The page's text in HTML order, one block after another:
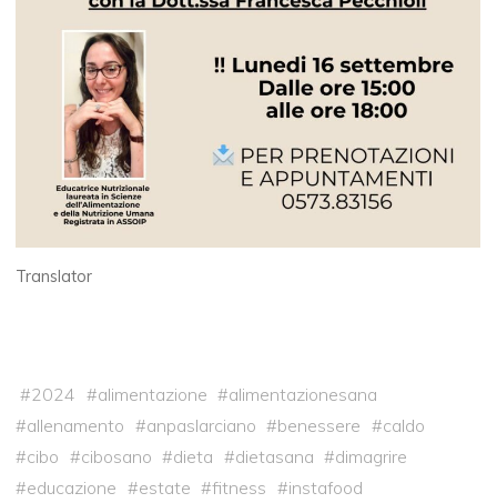
Translator
#2024 #alimentazione #alimentazionesana
#allenamento #anpaslarciano #benessere #caldo
#cibo #cibosano #dieta #dietasana #dimagrire
#educazione #estate #fitness #instafood